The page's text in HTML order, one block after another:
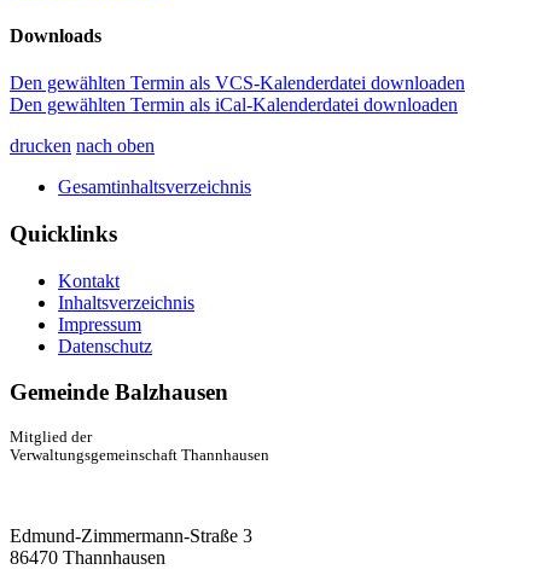
Downloads
Den gewählten Termin als VCS-Kalenderdatei downloaden
Den gewählten Termin als iCal-Kalenderdatei downloaden
drucken nach oben
Gesamtinhaltsverzeichnis
Quicklinks
Kontakt
Inhaltsverzeichnis
Impressum
Datenschutz
Gemeinde Balzhausen
Mitglied der
Verwaltungsgemeinschaft Thannhausen
Edmund-Zimmermann-Straße 3
86470 Thannhausen